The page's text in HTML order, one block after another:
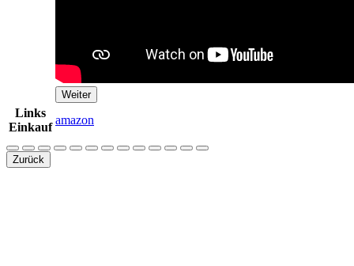
Weiter
Links
Einkauf
amazon
Zurück